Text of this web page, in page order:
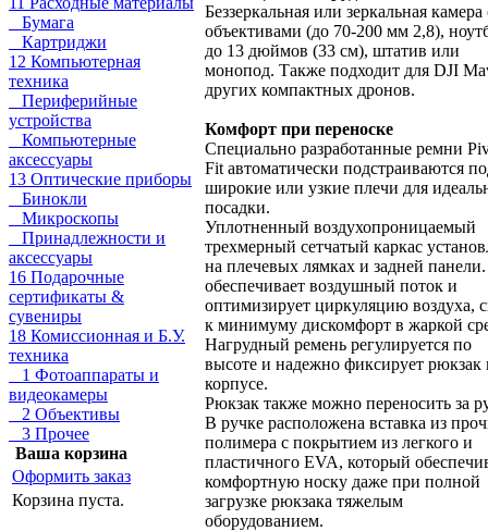
Бумага
Картриджи
12 Компьютерная
техника
Периферийные
устройства
Компьютерные
аксессуары
13 Оптические приборы
Бинокли
Микроскопы
Принадлежности и
аксессуары
16 Подарочные
сертификаты &
сувениры
18 Комиссионная и Б.У.
техника
1 Фотоаппараты и
видеокамеры
2 Объективы
3 Прочее
Ваша корзина
Оформить заказ
Корзина пуста.
Беззеркальная или зеркальная камера
объективами (до 70-200 мм 2,8),
до 13 дюймов (33 см), штатив или
монопод. Также подходит для DJI
других компактных дронов.
Комфорт при переноске
Специально разработанные ремни
Fit автоматически подстраиваются
широкие или узкие плечи для
посадки.
Уплотненный воздухопроницаемый
трехмерный сетчатый каркас
на плечевых лямках и задней
обеспечивает воздушный поток и
оптимизирует циркуляцию воздуха,
к минимуму дискомфорт в жаркой
Нагрудный ремень регулируется по
высоте и надежно фиксирует рюкзак
корпусе.
Рюкзак также можно переносить за
В ручке расположена вставка из
полимера с покрытием из легкого и
пластичного EVA, который
комфортную носку даже при полной
загрузке рюкзака тяжелым
оборудованием.